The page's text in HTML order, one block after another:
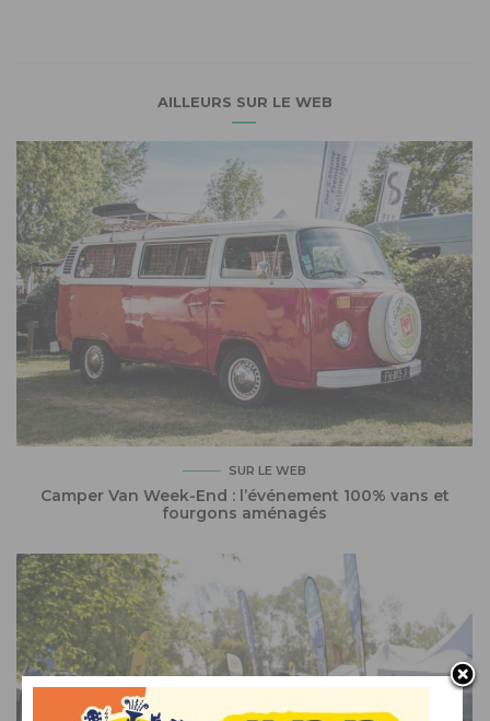
AILLEURS SUR LE WEB
SUR LE WEB
Camper Van Week-End : l’événement 100% vans et
fourgons aménagés